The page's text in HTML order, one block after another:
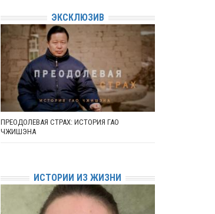
ЭКСКЛЮЗИВ
ПРЕОДОЛЕВАЯ СТРАХ: ИСТОРИЯ ГАО
ЧЖИШЭНА
ИСТОРИИ ИЗ ЖИЗНИ